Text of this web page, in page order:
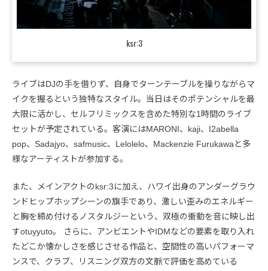
ksr:3
ライブはDJの手を借りず、自身でターンテーブルを操りながらマ
イクを握るという独特なスタイル。当日はそのポテンシャルを最
大限に活かし、セルフリミックスを含めた特別な1時間のライブ
セットが予定されている。客演にはMARONI、kaji、I2abella
pop、Sadajyo、safmusic、Lelolelo、Mackenzie Furukawaと多
様なアーティストが参加する。
また、メインアクトのksr:3に加え、ハワイ出身のアンダーグラウ
ンドヒップホップシーンの旗手であり、激しい歪みのエネルギー
と胸を締め付けるノスタルジーという、双極の衝動を音に映し出
すotuyyuto。 さらに、アンビエントやIDMなどの要素を取り入れ
たどこか懐かしさを感じさせる作品と、空間性の高いパフォーマ
ンスで、クラブ、リスニング双方の文脈で評価を高めている